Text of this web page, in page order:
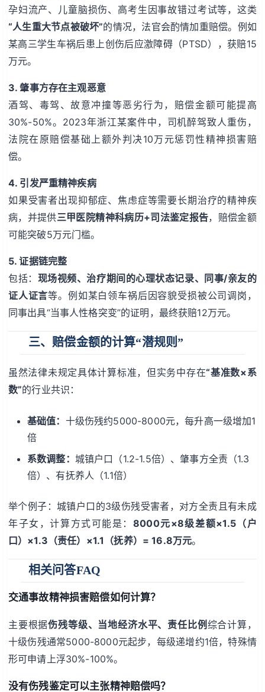
孕妇流产、儿童脑损伤、高考生因事故错过考试等，这类
“人生重大节点被破坏”的情况，法官会酌情加重赔偿。例如
某高三学生车祸后患上创伤后应激障碍（PTSD），获赔15
万元。
3. 肇事方存在主观恶意
酒驾、毒驾、故意冲撞等恶劣行为，赔偿金额可能提高
30%-50%。2023年浙江某案件中，司机醉驾致人重伤，
法院在原赔偿基础上额外判决10万元惩罚性精神损害赔
偿。
4. 引发严重精神疾病
如果受害者出现抑郁症、焦虑症等需要长期治疗的精神疾
病，并提供三甲医院精神科病历+司法鉴定报告，赔偿金额
可能突破5万元门槛。
5. 证据链完整
包括： 现场视频、治疗期间的心理状态记录、同事/亲友的
证人证言等。例如某白领车祸后因容貌受损被公司调岗，
同事出具“当事人性格突变”的证明，最终获赔12万元。
三、赔偿金额的计算“潜规则”
虽然法律未规定具体计算标准，但实务中存在“基准数×系
数”的行业共识：
基础值： 十级伤残约5000-8000元，每升高一级增加1
倍
系数调整： 城镇户口（1.2-1.5倍）、肇事方全责（1.3
倍）、有抚养人（1.1倍）
举个例子：城镇户口的3级伤残受害者，对方全责且有未成
年子女，计算方式可能是：8000元×8级差额×1.5（户
口）×1.3（责任）×1.1（抚养）= 16.8万元。
相关问答FAQ
交通事故精神损害赔偿如何计算？
主要根据伤残等级、当地经济水平、责任比例 综合计算，
十级伤残通常5000-8000元起步，每级递增约1倍，特殊情
形可申请上浮30%-100%。
没有伤残鉴定可以主张精神赔偿吗？